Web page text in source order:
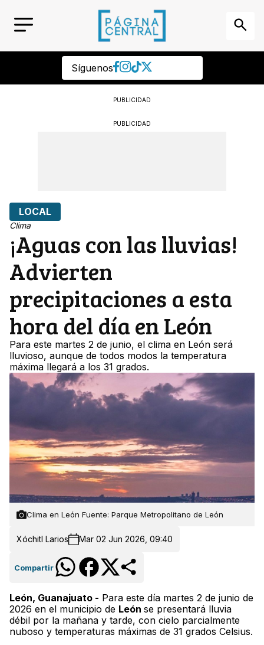
Síguenos
PUBLICIDAD
PUBLICIDAD
LOCAL
Clima
¡Aguas con las lluvias!
Advierten
precipitaciones a esta
hora del día en León
Para este martes 2 de junio, el clima en León será
lluvioso, aunque de todos modos la temperatura
máxima llegará a los 31 grados.
Clima en León Fuente: Parque Metropolitano de León
Xóchitl Larios Mar 02 Jun 2026, 09:40
Compartir
León, Guanajuato - Para este día martes 2 de junio de
2026 en el municipio de León se presentará lluvia
débil por la mañana y tarde, con cielo parcialmente
nuboso y temperaturas máximas de 31 grados Celsius.